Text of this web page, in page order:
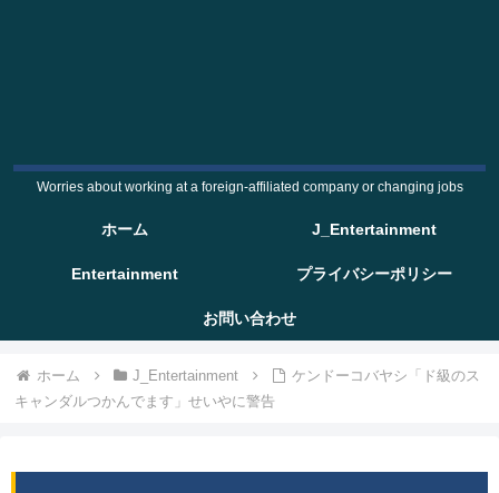
Worries about working at a foreign-affiliated company or changing jobs
ホーム J_Entertainment
Entertainment プライバシーポリシー
お問い合わせ
ホーム J_Entertainment
ケンドーコバヤシ「ド級のス
キャンダルつかんでます」せいやに警告